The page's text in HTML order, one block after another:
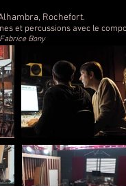
Rochefort.
et percussions avec le
Bony